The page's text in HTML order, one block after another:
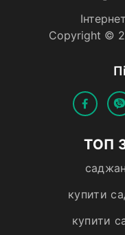
Copyright ©
ТОП
купити
купити